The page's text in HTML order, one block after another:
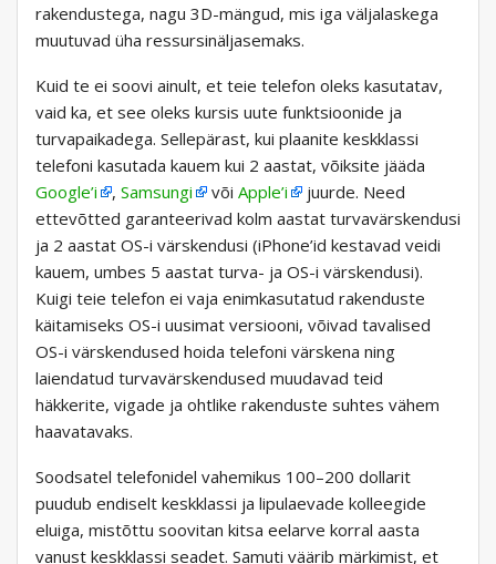
rakendustega, nagu 3D-mängud, mis iga väljalaskega
muutuvad üha ressursinäljasemaks.
Kuid te ei soovi ainult, et teie telefon oleks kasutatav,
vaid ka, et see oleks kursis uute funktsioonide ja
turvapaikadega. Sellepärast, kui plaanite keskklassi
telefoni kasutada kauem kui 2 aastat, võiksite jääda
Google’i
, Samsungi või Apple’i
juurde. Need
ettevõtted garanteerivad kolm aastat turvavärskendusi
ja 2 aastat OS-i värskendusi (iPhone’id kestavad veidi
kauem, umbes 5 aastat turva- ja OS-i värskendusi).
Kuigi teie telefon ei vaja enimkasutatud rakenduste
käitamiseks OS-i uusimat versiooni, võivad tavalised
OS-i värskendused hoida telefoni värskena ning
laiendatud turvavärskendused muudavad teid
häkkerite, vigade ja ohtlike rakenduste suhtes vähem
haavatavaks.
Soodsatel telefonidel vahemikus 100–200 dollarit
puudub endiselt keskklassi ja lipulaevade kolleegide
eluiga, mistõttu soovitan kitsa eelarve korral aasta
vanust keskklassi seadet. Samuti väärib märkimist, et